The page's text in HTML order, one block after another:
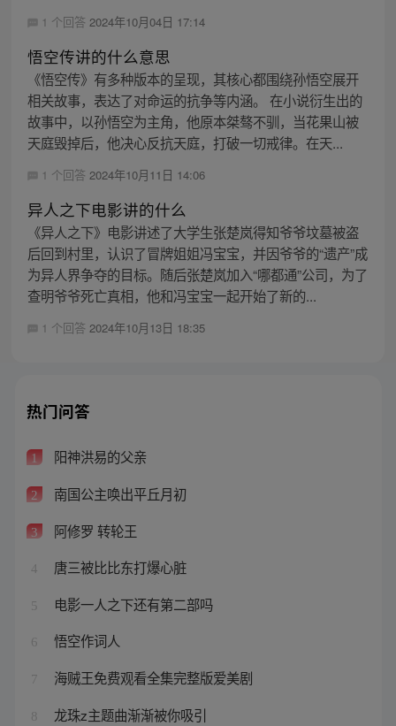
1 个回答 2024年10月04日 17:14
悟空传讲的什么意思
《悟空传》有多种版本的呈现，其核心都围绕孙悟空展开
相关故事，表达了对命运的抗争等内涵。 在小说衍生出的
故事中，以孙悟空为主角，他原本桀骜不驯，当花果山被
天庭毁掉后，他决心反抗天庭，打破一切戒律。在天...
1 个回答 2024年10月11日 14:06
异人之下电影讲的什么
《异人之下》电影讲述了大学生张楚岚得知爷爷坟墓被盗
后回到村里，认识了冒牌姐姐冯宝宝，并因爷爷的“遗产”成
为异人界争夺的目标。随后张楚岚加入“哪都通”公司，为了
查明爷爷死亡真相，他和冯宝宝一起开始了新的...
1 个回答 2024年10月13日 18:35
热门问答
1 阳神洪易的父亲
2 南国公主唤出平丘月初
3 阿修罗 转轮王
4 唐三被比比东打爆心脏
5 电影一人之下还有第二部吗
6 悟空作词人
7 海贼王免费观看全集完整版爱美剧
8 龙珠z主题曲渐渐被你吸引